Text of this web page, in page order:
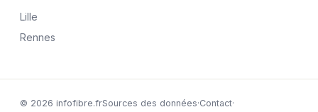
Lille
Rennes
© 2026 infofibre.frSources des données·Contact·